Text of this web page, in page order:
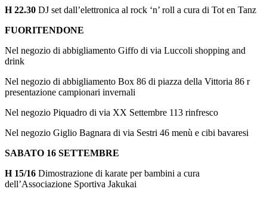
H 22.30 DJ set dall’elettronica al rock ‘n’ roll a cura di Tot en Tanz
FUORITENDONE
Nel negozio di abbigliamento Giffo di via Luccoli shopping and
drink
Nel negozio di abbigliamento Box 86 di piazza della Vittoria 86 r
presentazione campionari invernali
Nel negozio Piquadro di via XX Settembre 113 rinfresco
Nel negozio Giglio Bagnara di via Sestri 46 menù e cibi bavaresi
SABATO 16 SETTEMBRE
H 15/16 Dimostrazione di karate per bambini a cura
dell’Associazione Sportiva Jakukai